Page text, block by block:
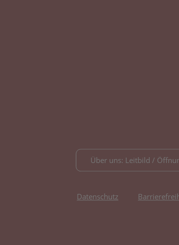
Über uns: Leitbild /
Datenschutz